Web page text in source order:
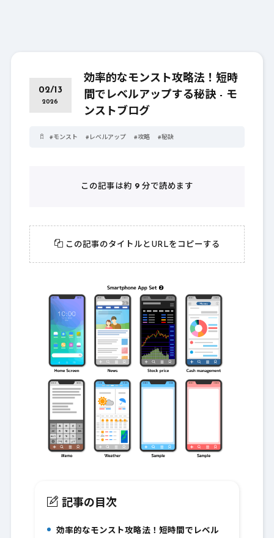
02/13
2026
効率的なモンスト攻略法！短時
間でレベルアップする秘訣 - モ
ンストブログ
#モンスト #レベルアップ #攻略 #秘訣
この記事は約 9 分で読めます
この記事のタイトルとURLをコピーする
記事の目次
効率的なモンスト攻略法！短時間でレベル